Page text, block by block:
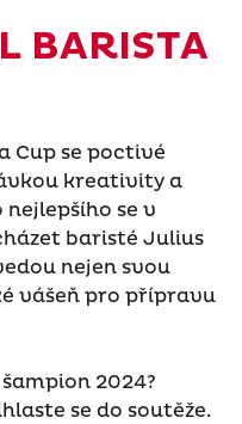
Cup se poctivé
kreativity a
se v
baristé Julius
nejen svou
vášeň pro přípravu
2024?
se do soutěže.
BARISTA